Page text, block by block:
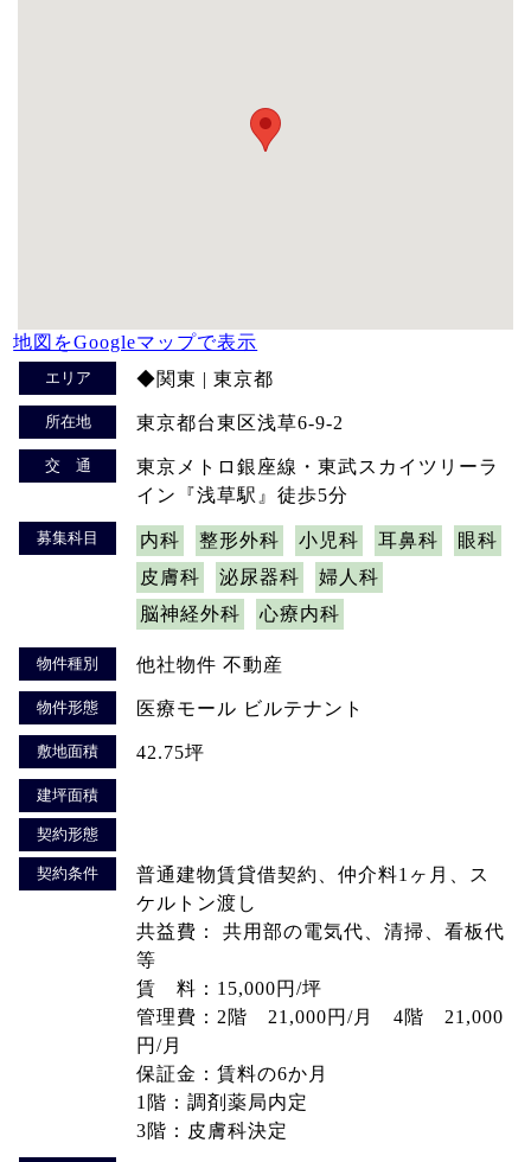
地図をGoogleマップで表示
エリア ◆関東 | 東京都
所在地 東京都台東区浅草6-9-2
交 通
東京メトロ銀座線・東武スカイツリーラ
イン『浅草駅』徒歩5分
募集科目 内科 整形外科 小児科 耳鼻科
眼科
皮膚科
泌尿器科
婦人科
脳神経外科
心療内科
物件種別 他社物件 不動産
物件形態 医療モール ビルテナント
敷地面積 42.75坪
建坪面積
契約形態
契約条件
普通建物賃貸借契約、仲介料1ヶ月、ス
ケルトン渡し
共益費： 共用部の電気代、清掃、看板代
等
賃 料：15,000円/坪
管理費：2階 21,000円/月 4階 21,000
円/月
保証金：賃料の6か月
1階：調剤薬局内定
3階：皮膚科決定